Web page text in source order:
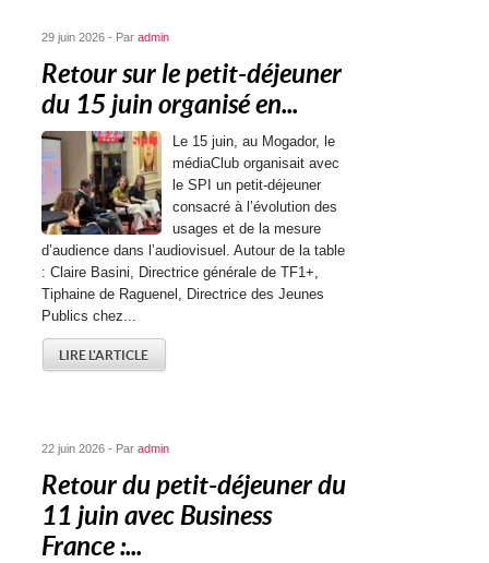
29 juin 2026 - Paradmin
Retour sur le petit-déjeuner
du 15 juin organisé en...
Le 15 juin, au Mogador, le
médiaClub organisait avec
le SPI un petit-déjeuner
consacré à l’évolution des
usages et de la mesure
d’audience dans l’audiovisuel. Autour de la table
: Claire Basini, Directrice générale de TF1+,
Tiphaine de Raguenel, Directrice des Jeunes
Publics chez...
LIRE L'ARTICLE
22 juin 2026 - Paradmin
Retour du petit-déjeuner du
11 juin avec Business
France :...